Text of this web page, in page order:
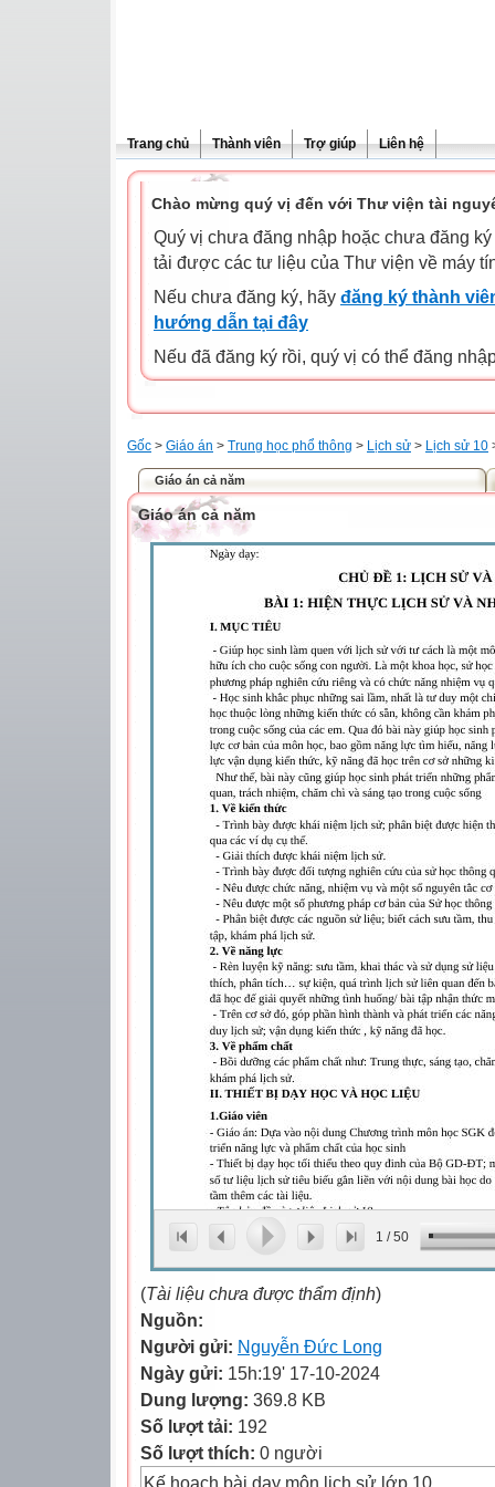
Trang chủ Thành viên Trợ giúp Liên hệ
Chào mừng quý vị đến với Thư viện tài
Quý vị chưa đăng nhập hoặc chưa đăng
tải được các tư liệu của Thư viện về máy
Nếu chưa đăng ký, hãy đăng ký thành
hướng dẫn tại đây
Nếu đã đăng ký rồi, quý vị có thể đăng
Gốc > Giáo án > Trung học phổ thông > Lịch sử > Lịch sử 10
Giáo án cả năm
Giáo án cả năm
1 /50
(Tài liệu chưa được thẩm định)
Nguồn:
Người gửi: Nguyễn Đức Long
Ngày gửi: 15h:19' 17-10-2024
Dung lượng: 369.8 KB
Số lượt tải: 192
Số lượt thích: 0 người
Kế hoạch bài dạy môn lịch sử lớp 10